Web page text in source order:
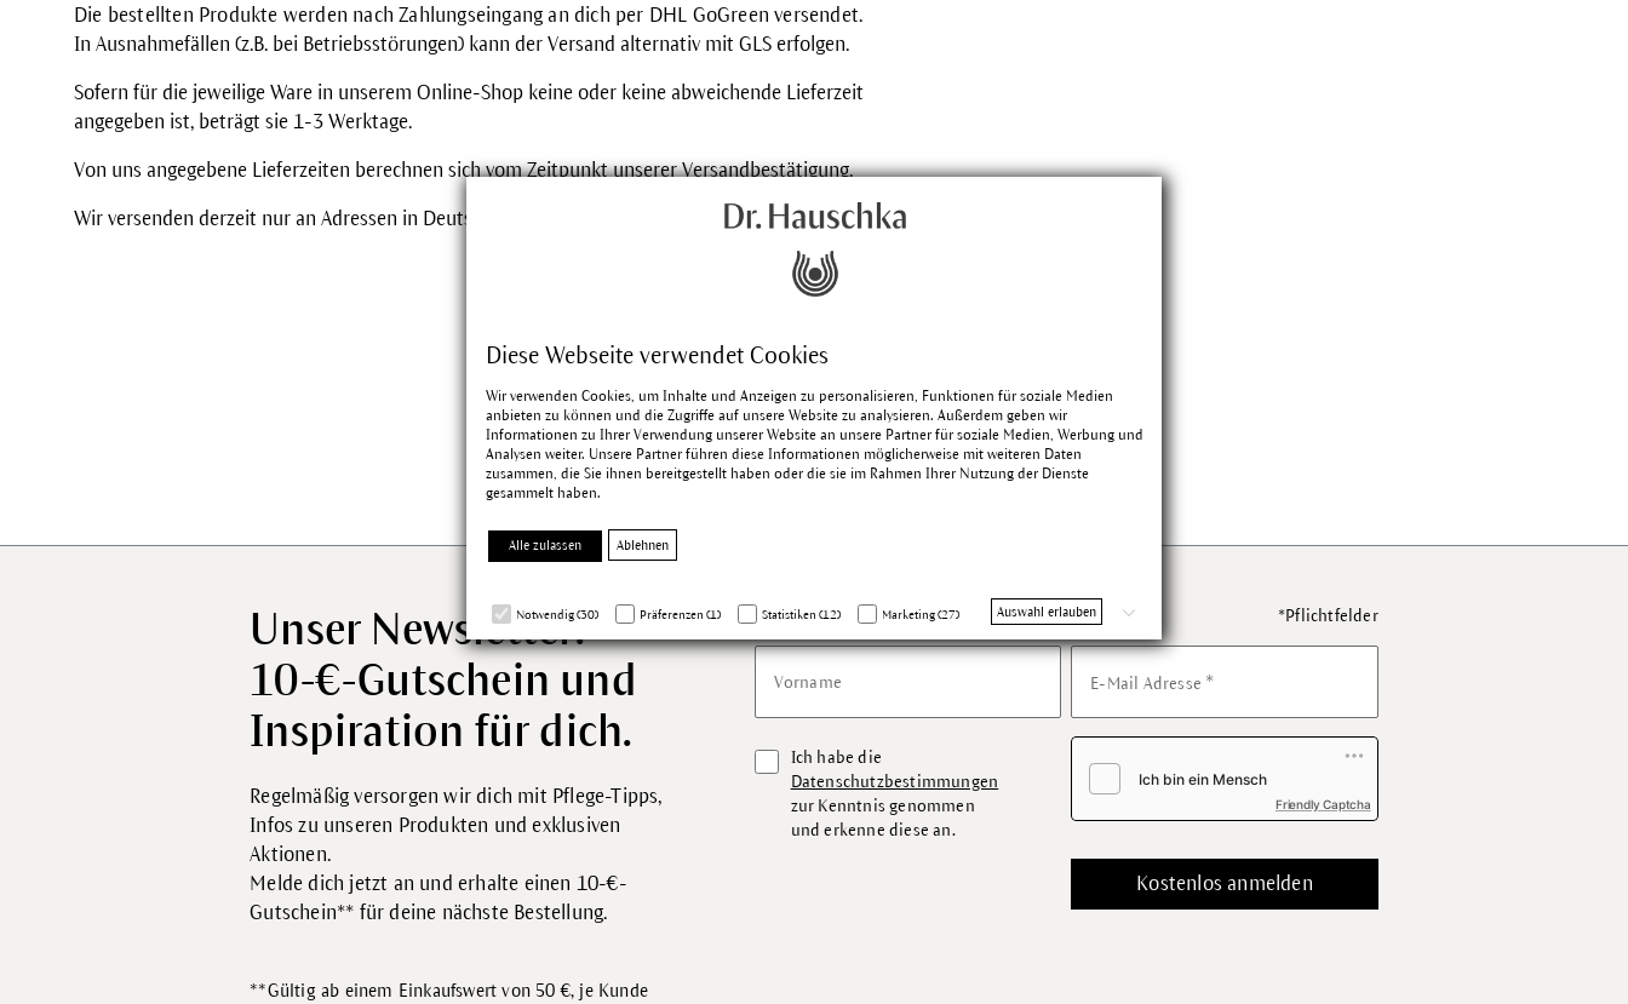
Diese Webseite verwendet Cookies
Wir verwenden Cookies, um Inhalte und Anzeigen zu personalisieren, Funktionen für soziale Medien
anbieten zu können und die Zugriffe auf unsere Website zu analysieren. Außerdem geben wir
Informationen zu Ihrer Verwendung unserer Website an unsere Partner für soziale Medien, Werbung und
Analysen weiter. Unsere Partner führen diese Informationen möglicherweise mit weiteren Daten
zusammen, die Sie ihnen bereitgestellt haben oder die sie im Rahmen Ihrer Nutzung der Dienste
gesammelt haben.
Alle zulassen Ablehnen
Notwendig (30) Präferenzen (1) Statistiken (12) Marketing (27) Auswahl erlauben
Die bestellten Produkte werden nach Zahlungseingang an dich per DHL GoGreen versendet.
In Ausnahmefällen (z.B. bei Betriebsstörungen) kann der Versand alternativ mit GLS erfolgen.
Sofern für die jeweilige Ware in unserem Online-Shop keine oder keine abweichende Lieferzeit
angegeben ist, beträgt sie 1-3 Werktage.
Von uns angegebene Lieferzeiten berechnen sich vom Zeitpunkt unserer Versandbestätigung.
Wir versenden derzeit nur an Adressen in Deutschland.
Unser Newsletter:
10-€-Gutschein und
Inspiration für dich.
Regelmäßig versorgen wir dich mit Pflege-Tipps,
Infos zu unseren Produkten und exklusiven
Aktionen.
Melde dich jetzt an und erhalte einen 10-€-
Gutschein** für deine nächste Bestellung.
**Gültig ab einem Einkaufswert von 50 €, je Kunde
*Pflichtfelder
Vorname E-Mail Adresse *
Ich habe die
Datenschutzbestimmungen
zur Kenntnis genommen
und erkenne diese an.
Friendly Captcha